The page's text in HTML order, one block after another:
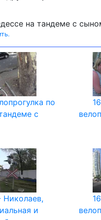
на тандеме с
по
с
Николаев,
и